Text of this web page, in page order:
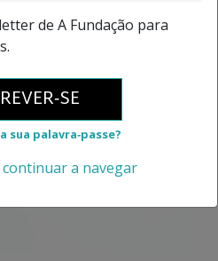
de A Fundação para
sua palavra‑passe?
a navegar